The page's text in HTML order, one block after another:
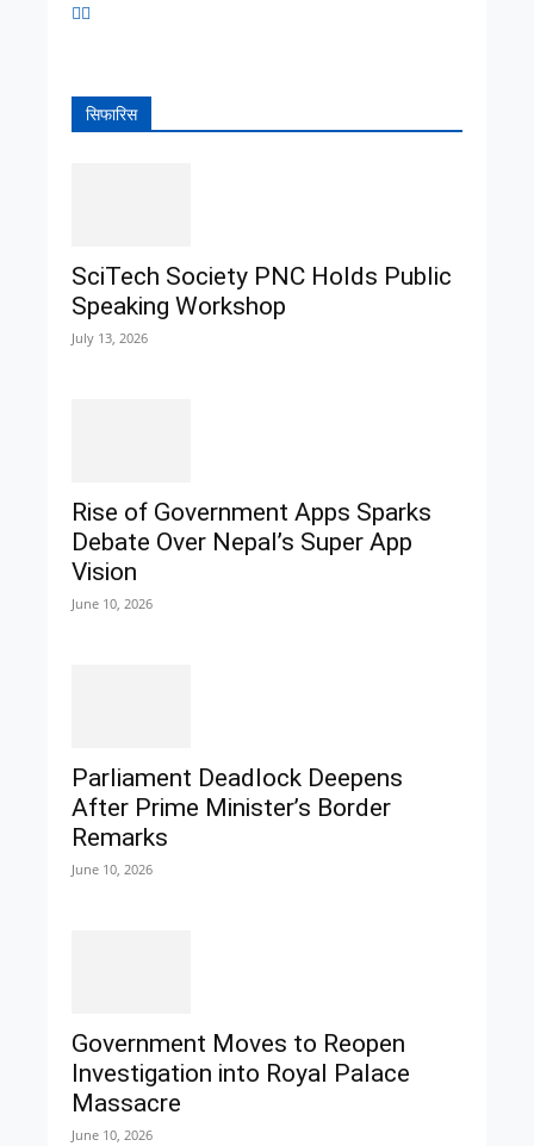
सिफारिस
SciTech Society PNC Holds Public
Speaking Workshop
July 13, 2026
Rise of Government Apps Sparks
Debate Over Nepal’s Super App
Vision
June 10, 2026
Parliament Deadlock Deepens
After Prime Minister’s Border
Remarks
June 10, 2026
Government Moves to Reopen
Investigation into Royal Palace
Massacre
June 10, 2026